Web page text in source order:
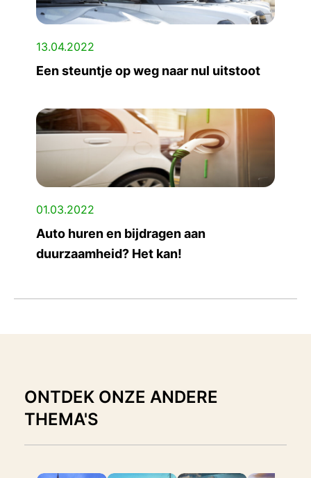
13.04.2022
Een steuntje op weg naar nul uitstoot
01.03.2022
Auto huren en bijdragen aan
duurzaamheid? Het kan!
ONTDEK ONZE ANDERE
THEMA'S